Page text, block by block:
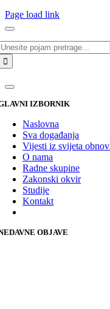
Page load link
IZBORNIK
Naslovna
Sva događanja
Vijesti iz svijeta
O nama
Radne skupine
Zakonski okvir
Studije
Kontakt
OBJAVE